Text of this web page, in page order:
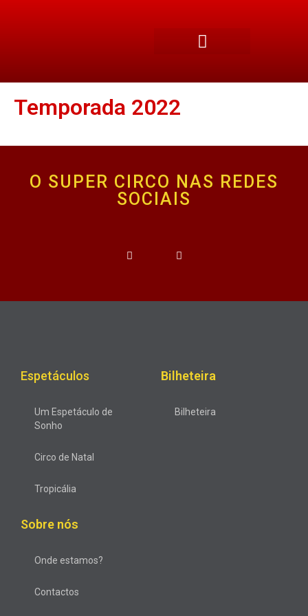
Temporada 2022
O SUPER CIRCO NAS REDES
SOCIAIS
Espetáculos
Um Espetáculo de
Sonho
Circo de Natal
Tropicália
Bilheteira
Bilheteira
Sobre nós
Onde estamos?
Contactos